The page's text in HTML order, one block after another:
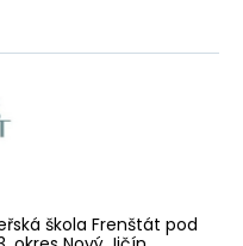
škola Frenštát pod